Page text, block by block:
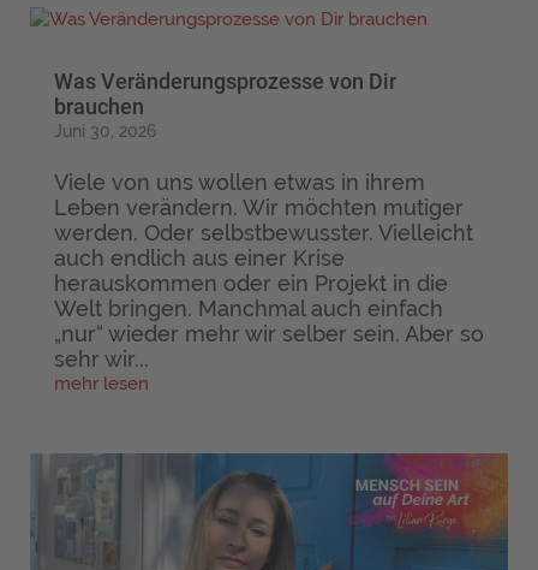
Was Veränderungsprozesse von Dir
brauchen
Juni 30, 2026
Viele von uns wollen etwas in ihrem
Leben verändern. Wir möchten mutiger
werden. Oder selbstbewusster. Vielleicht
auch endlich aus einer Krise
herauskommen oder ein Projekt in die
Welt bringen. Manchmal auch einfach
„nur“ wieder mehr wir selber sein. Aber so
sehr wir...
mehr lesen